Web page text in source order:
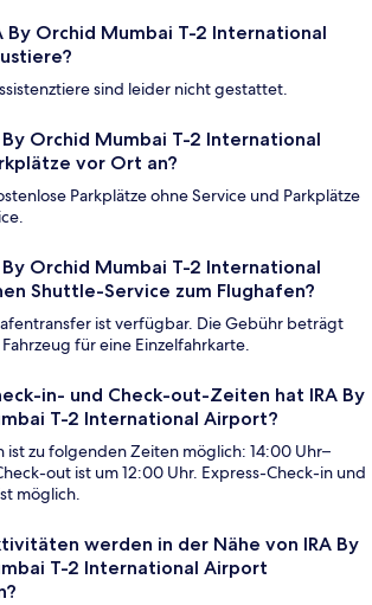
By Orchid Mumbai T-2 International
sind leider nicht gestattet.
Orchid Mumbai T-2 International
vor Ort an?
Parkplätze ohne Service und Parkplätze
Orchid Mumbai T-2 International
Shuttle-Service zum Flughafen?
ist verfügbar. Die Gebühr beträgt
für eine Einzelfahrkarte.
in- und Check-out-Zeiten hat IRA By
T-2 International Airport?
ist zu folgenden Zeiten möglich: 14:00 Uhr–
out ist um 12:00 Uhr. Express-Check-in und
möglich.
werden in der Nähe von IRA By
T-2 International Airport